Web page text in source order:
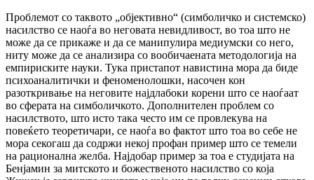
Проблемот со таквото „објективно“ (симболичко и системско)
насилство се наоѓа во неговата невидливост, во тоа што не
може да се прикаже и да се манипулира медиумски со него,
ниту може да се анализира со вообичаената методологија на
емпириските науки. Тука пристапот навистина мора да биде
психоаналитички и феноменолошки, насочен кон
разоткривање на неговите најдлабоки корени што се наоѓаат
во сферата на симболичкото. Дополнителен проблем со
насилството, што исто така често им се провлекува на
повеќето теоретичари, се наоѓа во фактот што тоа во себе не
мора секогаш да содржи некој профан пример што се темели
на рационална желба. Најдобар пример за тоа е студијата на
Бенјамин за митското и божественото насилство со која